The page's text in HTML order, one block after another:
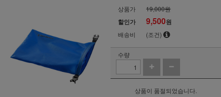
상품가 19,000원
할인가 9,500원
배송비 (조건)
수량
상품이 품절되었습니다.